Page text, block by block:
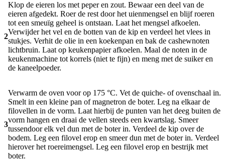
2
Klop de eieren los met peper en zout. Bewaar een deel van de
eieren afgedekt. Roer de rest door het uienmengsel en blijf roeren
tot een smeuïg geheel is ontstaan. Laat het mengsel afkoelen.
Verwijder het vel en de botten van de kip en verdeel het vlees in
stukjes. Verhit de olie in een koekenpan en bak de cashewnoten
lichtbruin. Laat op keukenpapier afkoelen. Maal de noten in de
keukenmachine tot korrels (niet te fijn) en meng met de suiker en
de kaneelpoeder.
3
Verwarm de oven voor op 175 °C. Vet de quiche- of ovenschaal in.
Smelt in een kleine pan of magnetron de boter. Leg na elkaar de
filovellen in de vorm. Laat hierbij de punten van het deeg buiten de
vorm hangen en draai de vellen steeds een kwartslag. Smeer
tussendoor elk vel dun met de boter in. Verdeel de kip over de
bodem. Leg een filovel erop en smeer dun met de boter in. Verdeel
hierover het roereimengsel. Leg een filovel erop en bestrijk met
boter.